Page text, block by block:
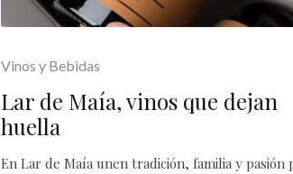
Vinos y Bebidas
Lar de Maía, vinos que dejan
huella
En Lar de Maía unen tradición, familia y pasión